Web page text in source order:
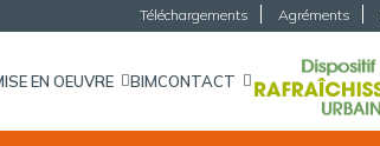
Téléchargements Agréments
EN OEUVRE BIMCONTACT